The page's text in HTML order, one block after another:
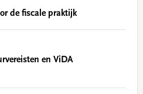
de fiscale praktijk
en ViDA